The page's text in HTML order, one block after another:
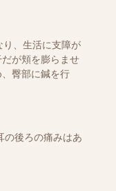
り、生活に支障が
が頬を膨らませ
臀部に鍼を行
の後ろの痛みはあ